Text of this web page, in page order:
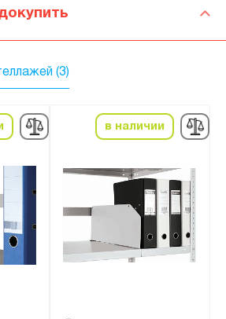
(3)
в наличии